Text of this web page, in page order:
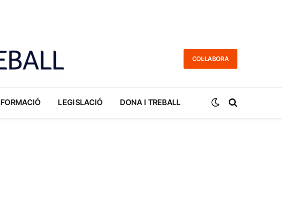
COL·LABORA
FORMACIÓ LEGISLACIÓ DONA I TREBALL